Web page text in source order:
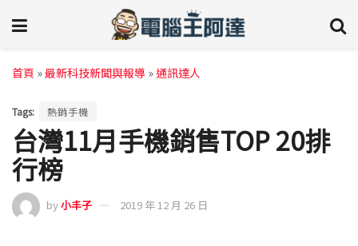
首頁 »最新科技新聞與報導 »通訊達人
Tags: 熱銷手機
台灣11月手機銷售TOP 20排
行榜
by小丰子 2019 年 12 月 26 日